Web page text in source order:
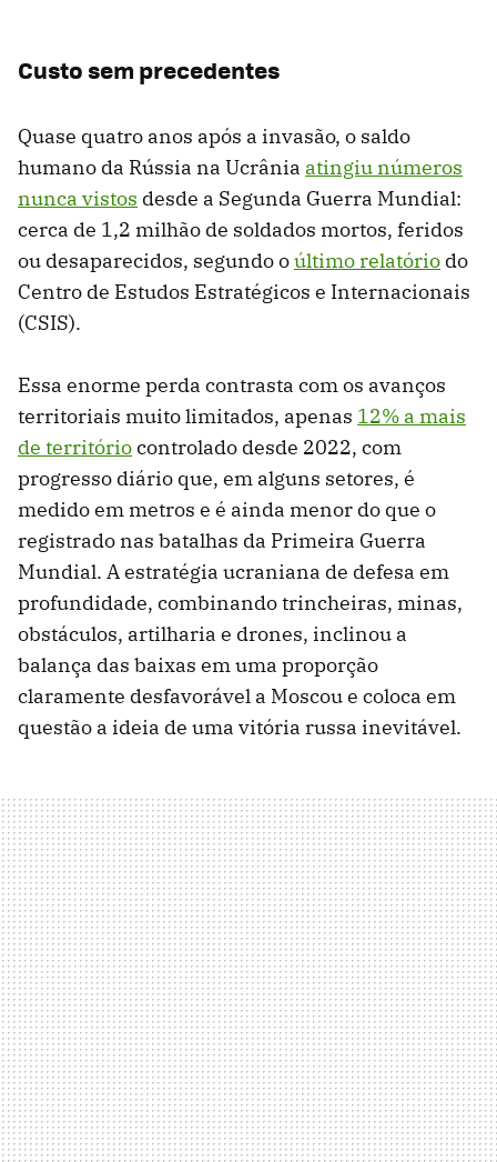
Custo sem precedentes
Quase quatro anos após a invasão, o saldo
humano da Rússia na Ucrânia atingiu números
nunca vistos desde a Segunda Guerra Mundial:
cerca de 1,2 milhão de soldados mortos, feridos
ou desaparecidos, segundo oúltimo relatório do
Centro de Estudos Estratégicos e Internacionais
(CSIS).
Essa enorme perda contrasta com os avanços
territoriais muito limitados, apenas 12% a mais
de territóriocontrolado desde 2022, com
progresso diário que, em alguns setores, é
medido em metros e é ainda menor do que o
registrado nas batalhas da Primeira Guerra
Mundial. A estratégia ucraniana de defesa em
profundidade, combinando trincheiras, minas,
obstáculos, artilharia e drones, inclinou a
balança das baixas em uma proporção
claramente desfavorável a Moscou e coloca em
questão a ideia de uma vitória russa inevitável.